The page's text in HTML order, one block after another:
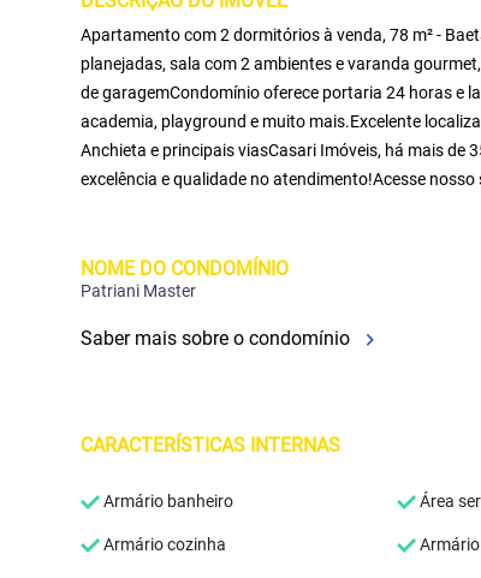
Apartamento com 2 dormitórios à venda, 78 m² -
planejadas, sala com 2 ambientes e varanda
de garagemCondomínio oferece portaria 24 horas e
academia, playground e muito mais.Excelente
Anchieta e principais viasCasari Imóveis, há mais de
excelência e qualidade no atendimento!Acesse
NOME DO CONDOMÍNIO
Patriani Master
Saber mais sobre o condomínio
CARACTERÍSTICAS INTERNAS
Armário banheiro Área
Armário cozinha